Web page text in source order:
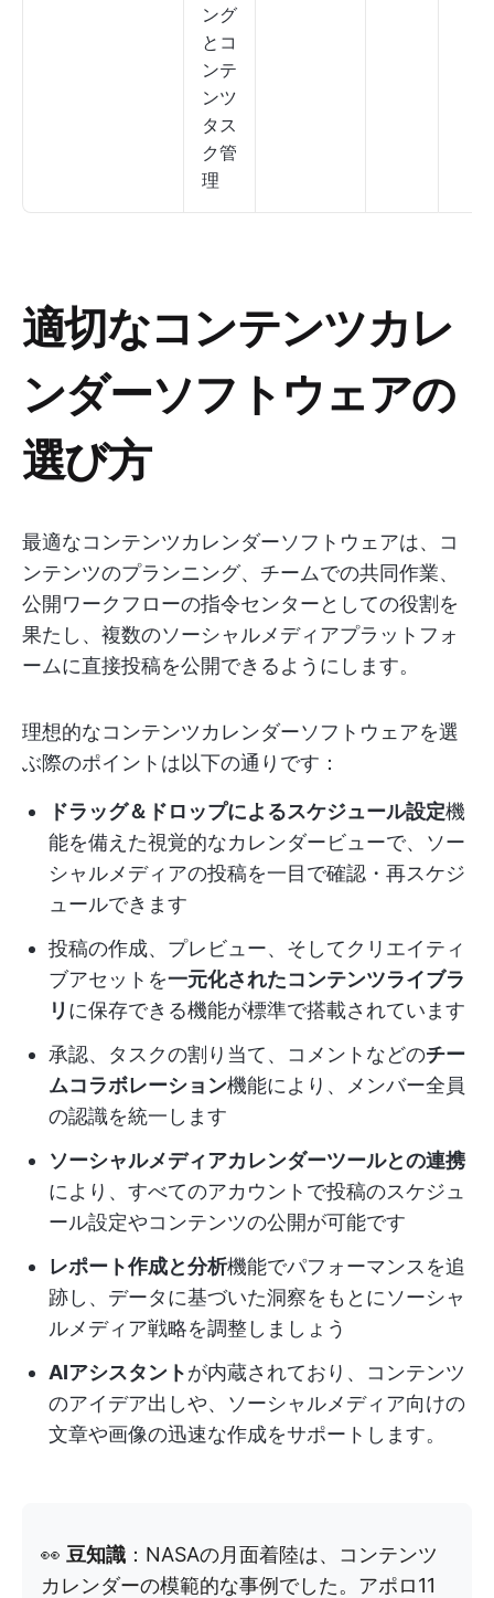
ング
とコ
ンテ
ンツ
タス
ク管
理
適切なコンテンツカレ
ンダーソフトウェアの
選び方
最適なコンテンツカレンダーソフトウェアは、コ
ンテンツのプランニング、チームでの共同作業、
公開ワークフローの指令センターとしての役割を
果たし、複数のソーシャルメディアプラットフォ
ームに直接投稿を公開できるようにします。
理想的なコンテンツカレンダーソフトウェアを選
ぶ際のポイントは以下の通りです：
ドラッグ＆ドロップによるスケジュール設定機
能を備えた視覚的なカレンダービューで、ソー
シャルメディアの投稿を一目で確認・再スケジ
ュールできます
投稿の作成、プレビュー、そしてクリエイティ
ブアセットを一元化されたコンテンツライブラ
リ に保存できる機能が標準で搭載されています
承認、タスクの割り当て、コメントなどのチー
ムコラボレーション機能により、メンバー全員
の認識を統一します
ソーシャルメディアカレンダーツールとの連携
により、すべてのアカウントで投稿のスケジュ
ール設定やコンテンツの公開が可能です
レポート作成と分析機能でパフォーマンスを追
跡し、データに基づいた洞察をもとにソーシャ
ルメディア戦略を調整しましょう
AIアシスタントが内蔵されており、コンテンツ
のアイデア出しや、ソーシャルメディア向けの
文章や画像の迅速な作成をサポートします。
👀 豆知識 ：NASAの月面着陸は、コンテンツ
カレンダーの模範的な事例でした。アポロ11